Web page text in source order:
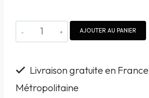
quantité
de
d'oreille
NAHUA
AJOUTER AU PANIER
Livraison gratuite en France
Métropolitaine